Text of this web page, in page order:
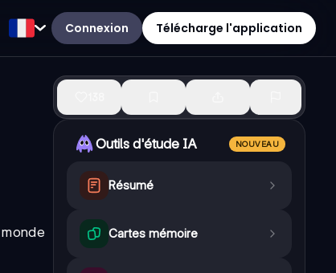
Connexion Télécharge l'application
Outils d'étude IA NOUVEAU
Résumé
Cartes mémoire